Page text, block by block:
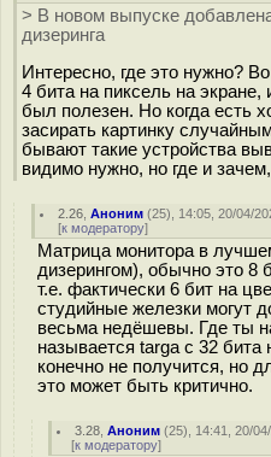
> В новом выпуске
дизеринга
Интересно, где это нужно?
4 бита на пиксель на экране,
был полезен. Но когда есть
засирать картинку
бывают такие устройства
видимо нужно, но где и
2.26 ,Аноним (25), 14:05, 20/04/
[к модератору]
Матрица монитора в
дизерингом), обычно это 8
т.е. фактически 6 бит на
студийные железки могут
весьма недёшевы. Где ты
называется targa с 32 бита
конечно не получится, но
это может быть критично.
3.28 ,Аноним (25), 14:41, 20/
[к модератору]